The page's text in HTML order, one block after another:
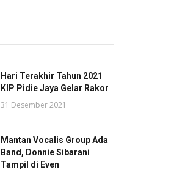
Hari Terakhir Tahun 2021
KIP Pidie Jaya Gelar Rakor
31 Desember 2021
Mantan Vocalis Group Ada
Band, Donnie Sibarani
Tampil di Even